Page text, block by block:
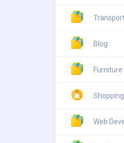
Blog
Furniture
Shopping
Web